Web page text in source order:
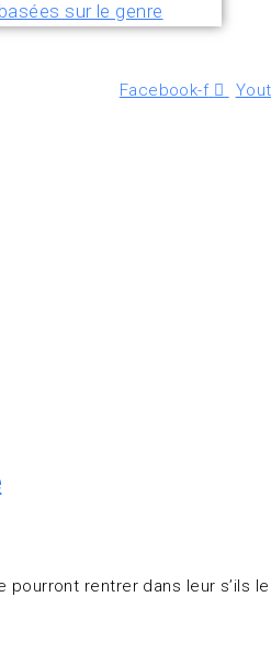
sur le genre
Facebook-f
pourront rentrer dans leur s’ils